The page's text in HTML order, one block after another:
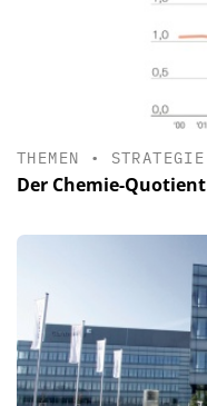
THEMEN • STRATEGIE
Der Chemie-Quotient